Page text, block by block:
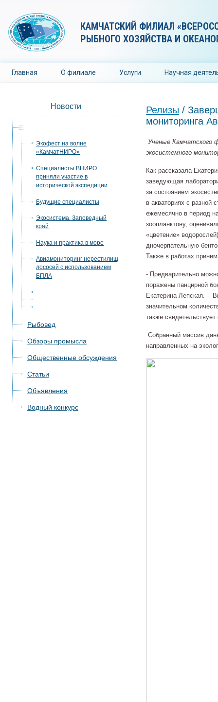
КАМЧАТСКИЙ ФИЛИАЛ
РЫБНОГО ХОЗЯЙСТВА И
Главная О филиале Услуги Научная
Новости
Экофест на волне
«КамчатНИРО»
Специалисты ВНИРО
приняли участие в
исторической экспедиции
Будущие специалисты
Экосистема. Заповедный
край
Наука и практика в море
Авиамониторинг нерестилищ
лососей с использованием
БПЛА
Рыбовед
Обзоры промысла
Общественные обсуждения
Статьи
Объявления
Водный конкурс
Релизы /
мониторинга
Ученые Камчатского
экосистемного
Как рассказала
заведующая
за состоянием
в акваториях с разной
ежемесячно в период
зоопланктону,
«цветение»
дночерпательную
Также в работах
- Предварительно
поражены панцирной
Екатерина Лепская. -
значительном
также свидетельствует
Собранный массив
направленных на